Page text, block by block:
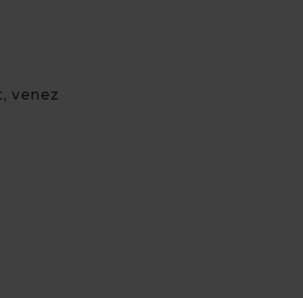
venez